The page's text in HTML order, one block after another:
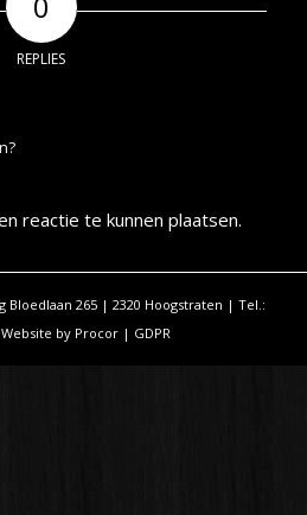
REPLIES
reactie te kunnen plaatsen.
Bloedlaan 265 | 2320 Hoogstraten | Tel.:
by Procor | GDPR